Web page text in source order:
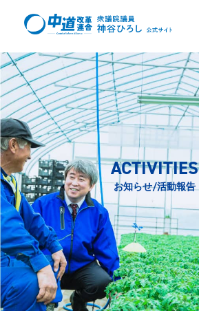
ACTIVITIES
お知らせ/活動報告